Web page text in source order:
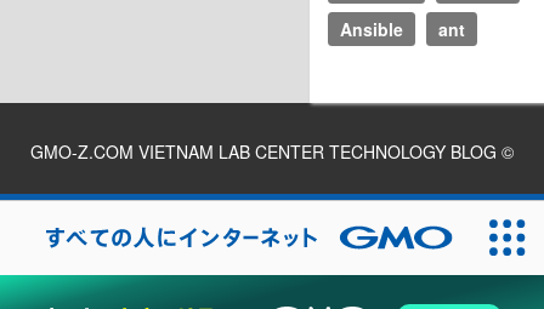
Ansible
ant
GMO-Z.COM VIETNAM LAB CENTER TECHNOLOGY BLOG ©
2026